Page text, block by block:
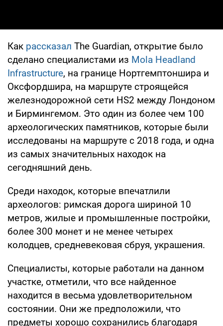
Как рассказал Тhe Guardian, открытие было
сделано специалистами из Mola Headland
Infrastructure, на границе Нортгемптоншира и
Оксфордшира, на маршруте строящейся
железнодорожной сети HS2 между Лондоном
и Бирмингемом. Это один из более чем 100
археологических памятников, которые были
исследованы на маршруте с 2018 года, и одна
из самых значительных находок на
сегодняшний день.
Среди находок, которые впечатлили
археологов: римская дорога шириной 10
метров, жилые и промышленные постройки,
более 300 монет и не менее четырех
колодцев, средневековая сбруя, украшения.
Специалисты, которые работали на данном
участке, отметили, что все найденное
находится в весьма удовлетворительном
состоянии. Они же предположили, что
предметы хорошо сохранились благодаря